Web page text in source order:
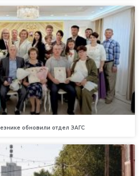
обновили отдел ЗАГС